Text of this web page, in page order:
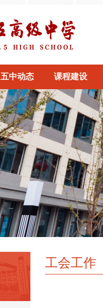
五中动态 课程建设
工会工作